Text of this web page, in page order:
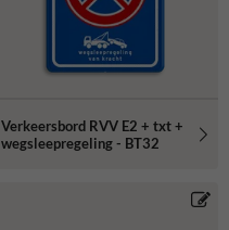
Verkeersbord RVV E2 + txt +
wegsleepregeling - BT32